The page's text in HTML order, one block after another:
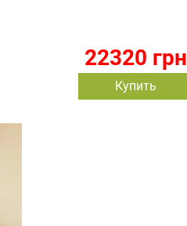
22320 грн
Купить